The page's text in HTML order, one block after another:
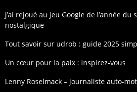
J’ai rejoué au jeu Google de l’année
nostalgique
Tout savoir sur udrob : guide 2025
Un cœur pour la paix : inspirez-vous
Lenny Roselmack – journaliste auto-